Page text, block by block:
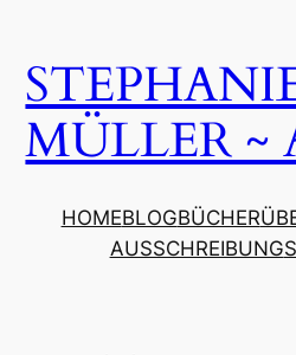
springen
MÜLLER ~
HOMEBLOGBÜCHER
AUSSCHREIBUNG